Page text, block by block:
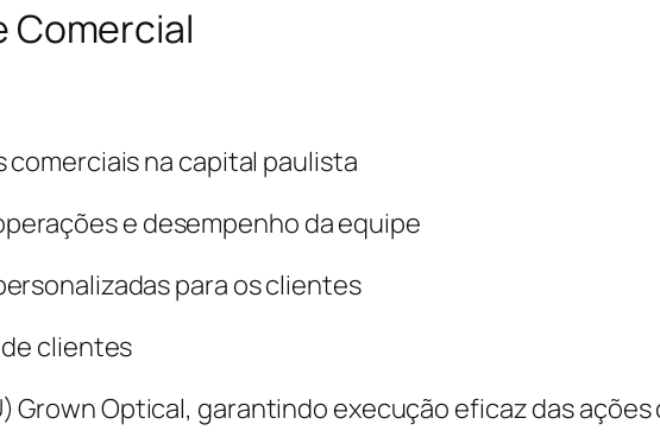
Comercial
na capital paulista
e desempenho da equipe
para os clientes
clientes
Optical, garantindo execução eficaz das ações